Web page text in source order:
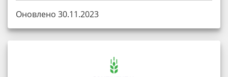
Оновлено 30.11.2023